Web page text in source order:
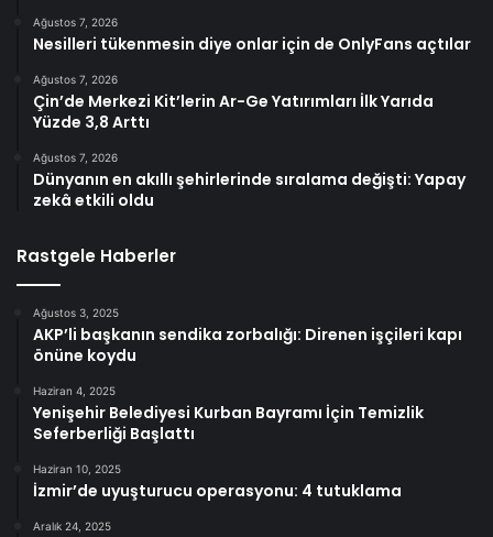
Ağustos 7, 2026
Nesilleri tükenmesin diye onlar için de OnlyFans açtılar
Ağustos 7, 2026
Çin’de Merkezi Kit’lerin Ar-Ge Yatırımları İlk Yarıda
Yüzde 3,8 Arttı
Ağustos 7, 2026
Dünyanın en akıllı şehirlerinde sıralama değişti: Yapay
zekâ etkili oldu
Rastgele Haberler
Ağustos 3, 2025
AKP’li başkanın sendika zorbalığı: Direnen işçileri kapı
önüne koydu
Haziran 4, 2025
Yenişehir Belediyesi Kurban Bayramı İçin Temizlik
Seferberliği Başlattı
Haziran 10, 2025
İzmir’de uyuşturucu operasyonu: 4 tutuklama
Aralık 24, 2025